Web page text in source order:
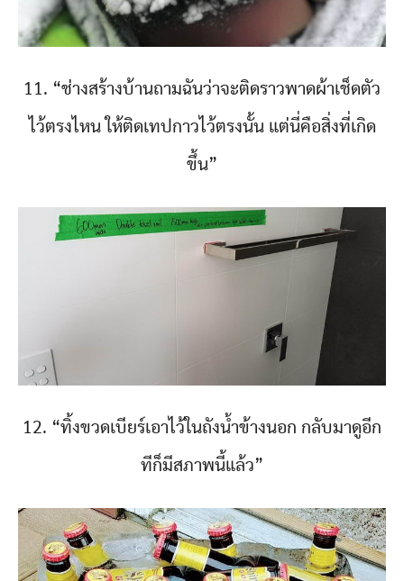
11. “ช่างสร้างบ้านถามฉันว่าจะติดราวพาดผ้าเช็ดตัว
ไว้ตรงไหน ให้ติดเทปกาวไว้ตรงนั้น แต่นี่คือสิ่งที่เกิด
ขึ้น”
12. “ทิ้งขวดเบียร์เอาไว้ในถังน้ำข้างนอก กลับมาดูอีก
ทีก็มีสภาพนี้แล้ว”